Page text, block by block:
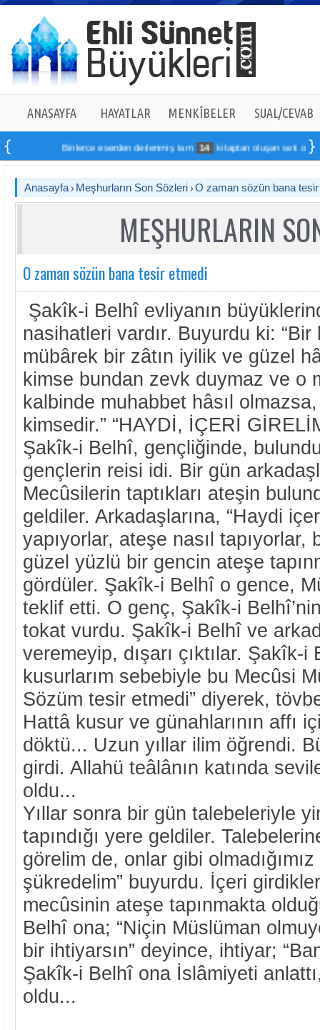
ANASAYFA HAYATLAR MENKÎBELER SUAL/CEVAB
Binlerce eserden derlenmiş tam 14 kitaptan oluşan seti online
Anasayfa Meşhurların Son Sözleri O zaman sözün bana
MEŞHURLARIN
O zaman sözün bana tesir etmedi
Şakîk-i Belhî evliyanın
nasihatleri vardır. Buyurdu ki: “Bir
mübârek bir zâtın iyilik ve güzel
kimse bundan zevk duymaz ve o
kalbinde muhabbet hâsıl
kimsedir.” “HAYDİ, İÇERİ
Şakîk-i Belhî, gençliğinde,
gençlerin reisi idi. Bir gün
Mecûsilerin taptıkları ateşin
geldiler. Arkadaşlarına, “Haydi
yapıyorlar, ateşe nasıl tapıyorlar,
güzel yüzlü bir gencin ateşe
gördüler. Şakîk-i Belhî o gence,
teklif etti. O genç, Şakîk-i
tokat vurdu. Şakîk-i Belhî ve
veremeyip, dışarı çıktılar. Şakîk-i
kusurlarım sebebiyle bu Mecûsi
Sözüm tesir etmedi” diyerek,
Hattâ kusur ve günahlarının affı
döktü... Uzun yıllar ilim öğrendi.
girdi. Allahü teâlânın katında
oldu...
Yıllar sonra bir gün talebeleriyle
tapındığı yere geldiler.
görelim de, onlar gibi
şükredelim” buyurdu. İçeri
mecûsinin ateşe tapınmakta
Belhî ona; “Niçin Müslüman
bir ihtiyarsın” deyince, ihtiyar;
Şakîk-i Belhî ona İslâmiyeti
oldu...